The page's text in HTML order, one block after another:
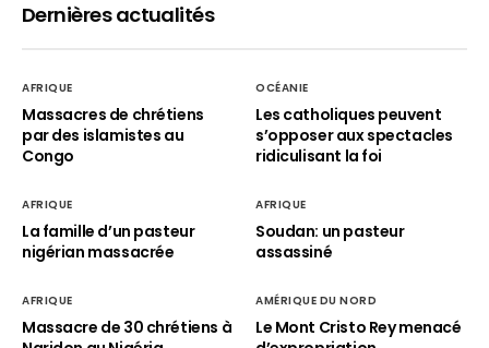
Dernières actualités
AFRIQUE
Massacres de chrétiens
par des islamistes au
Congo
OCÉANIE
Les catholiques peuvent
s’opposer aux spectacles
ridiculisant la foi
AFRIQUE
La famille d’un pasteur
nigérian massacrée
AFRIQUE
Soudan: un pasteur
assassiné
AFRIQUE
Massacre de 30 chrétiens à
AMÉRIQUE DU NORD
Le Mont Cristo Rey menacé